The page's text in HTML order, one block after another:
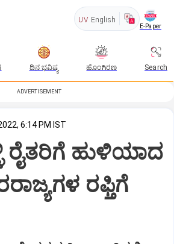
UV English
E-Paper
ದಿನ ಭವಿಷ್ಯ ಹೊಂಗಿರಣ Search
ADVERTISEMENT
6:14 PM IST
ರೈತರಿಗೆ ಹುಳಿಯಾದ
ರಫ್ತಿಗೆ